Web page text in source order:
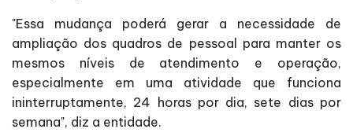
"Essa mudança poderá gerar a necessidade de
ampliação dos quadros de pessoal para manter os
mesmos níveis de atendimento e operação,
especialmente em uma atividade que funciona
ininterruptamente, 24 horas por dia, sete dias por
semana", diz a entidade.